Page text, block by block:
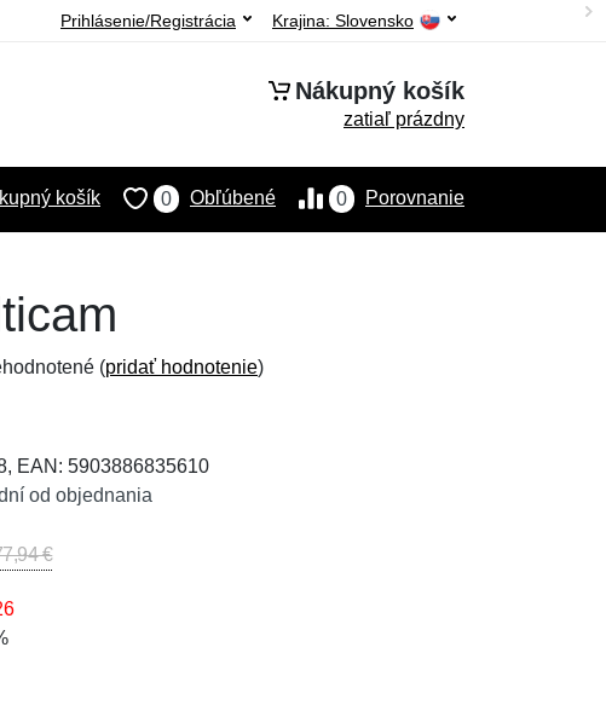
Krajina: Slovensko
Prihlásenie/Registrácia
Nákupný košík
zatiaľ prázdny
0 Porovnanie
0 Obľúbené
košík
(pridať hodnotenie)
EAN: 5903886835610
od objednania
€